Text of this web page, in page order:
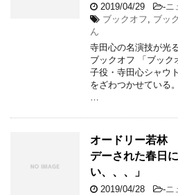
2019/04/29 -ニ
ブックオフ
ブッ
ん
寺田心の名演技が光
ブックオフ 「ブック
子役・寺田心シャウ
をざわつかせている
オードリー若林
デーされた春日
い、、、」
2019/04/28 -ニ